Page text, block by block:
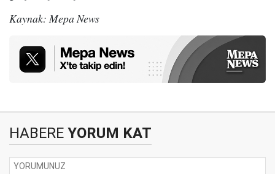
Kaynak: Mepa News
HABERE YORUM KAT